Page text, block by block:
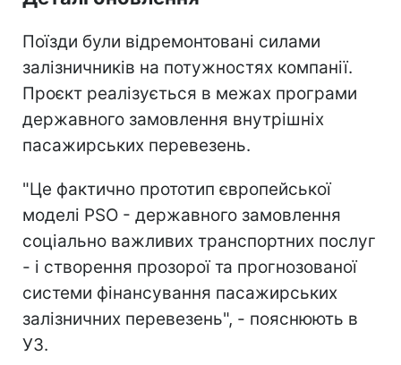
Поїзди були відремонтовані силами
залізничників на потужностях компанії.
Проєкт реалізується в межах програми
державного замовлення внутрішніх
пасажирських перевезень.
"Це фактично прототип європейської
моделі PSO - державного замовлення
соціально важливих транспортних послуг
- і створення прозорої та прогнозованої
системи фінансування пасажирських
залізничних перевезень", - пояснюють в
УЗ.